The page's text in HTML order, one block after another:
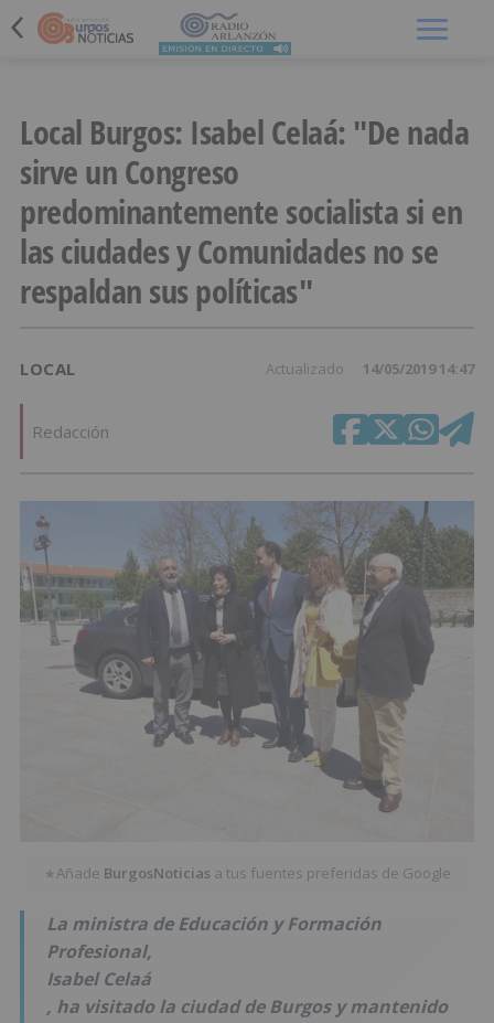
Local Burgos: Isabel Celaá: "De nada
sirve un Congreso
predominantemente socialista si en
las ciudades y Comunidades no se
respaldan sus políticas"
LOCAL Actualizado 14/05/2019 14:47
Redacción
★Añade BurgosNoticias a tus fuentes preferidas de Google
La ministra de Educación y Formación
Profesional,
Isabel Celaá
, ha visitado la ciudad de Burgos y mantenido